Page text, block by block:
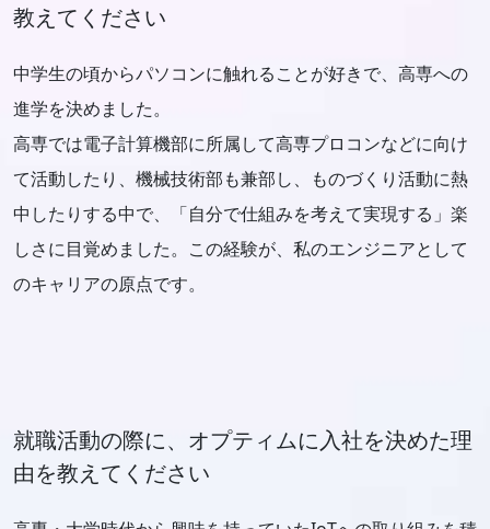
教えてください
中学生の頃からパソコンに触れることが好きで、高専への
進学を決めました。
高専では電子計算機部に所属して高専プロコンなどに向け
て活動したり、機械技術部も兼部し、ものづくり活動に熱
中したりする中で、「自分で仕組みを考えて実現する」楽
しさに目覚めました。この経験が、私のエンジニアとして
のキャリアの原点です。
就職活動の際に、オプティムに入社を決めた理
由を教えてください